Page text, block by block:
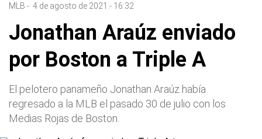
MLB - 4 de agosto de 2021 - 16:32
Jonathan Araúz enviado
por Boston a Triple A
El pelotero panameño Jonathan Araúz había
regresado a la MLB el pasado 30 de julio con los
Medias Rojas de Boston.